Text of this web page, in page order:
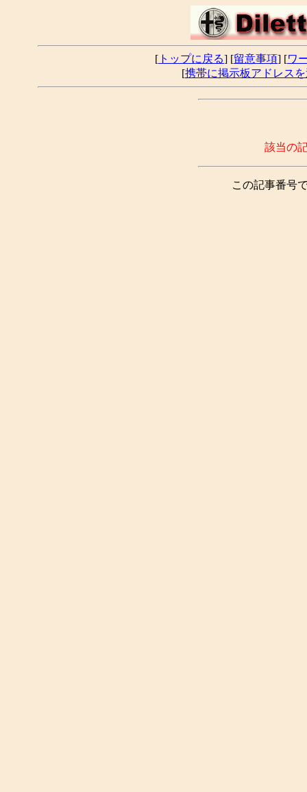
[ トップに戻る] [留意事項] [ワ
[携帯に掲示板アドレス
該当の
この記事番号